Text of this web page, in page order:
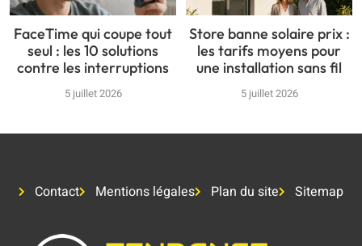
FaceTime qui coupe tout
seul : les 10 solutions
contre les interruptions
5 juillet 2026
Store banne solaire prix :
les tarifs moyens pour
une installation sans fil
5 juillet 2026
Contact Mentions légales Plan du site Sitemap